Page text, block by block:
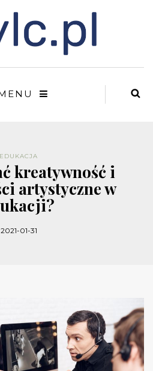
EDUKACJA
kreatywność i
artystyczne w
2021-01-31